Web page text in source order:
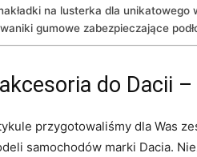
na lusterka dla unikatowego
gumowe zabezpieczające
do Dacii
przygotowaliśmy​ dla⁢ Was
samochodów marki ⁤Dacia.